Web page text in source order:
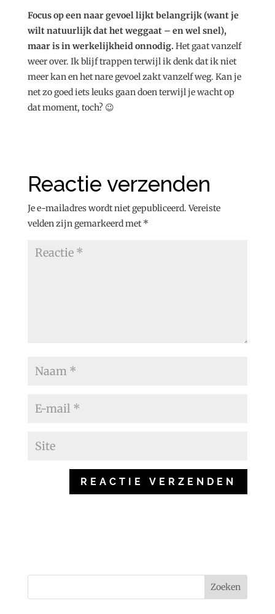
Focus op een naar gevoel lijkt belangrijk (want je
wilt natuurlijk dat het weggaat – en wel snel),
maar is in werkelijkheid onnodig. Het gaat vanzelf
weer over. Ik blijf trappen terwijl ik denk dat ik niet
meer kan en het nare gevoel zakt vanzelf weg. Kan je
net zo goed iets leuks gaan doen terwijl je wacht op
dat moment, toch? 😉
Reactie verzenden
Je e-mailadres wordt niet gepubliceerd. Vereiste
velden zijn gemarkeerd met *